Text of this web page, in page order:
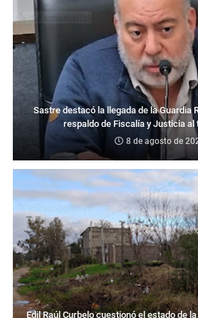
Sastre destacó la llegada de la Guardia
respaldo de Fiscalía y Justicia al
8 de agosto de
Edil Raúl Curbelo cuestionó el estado de